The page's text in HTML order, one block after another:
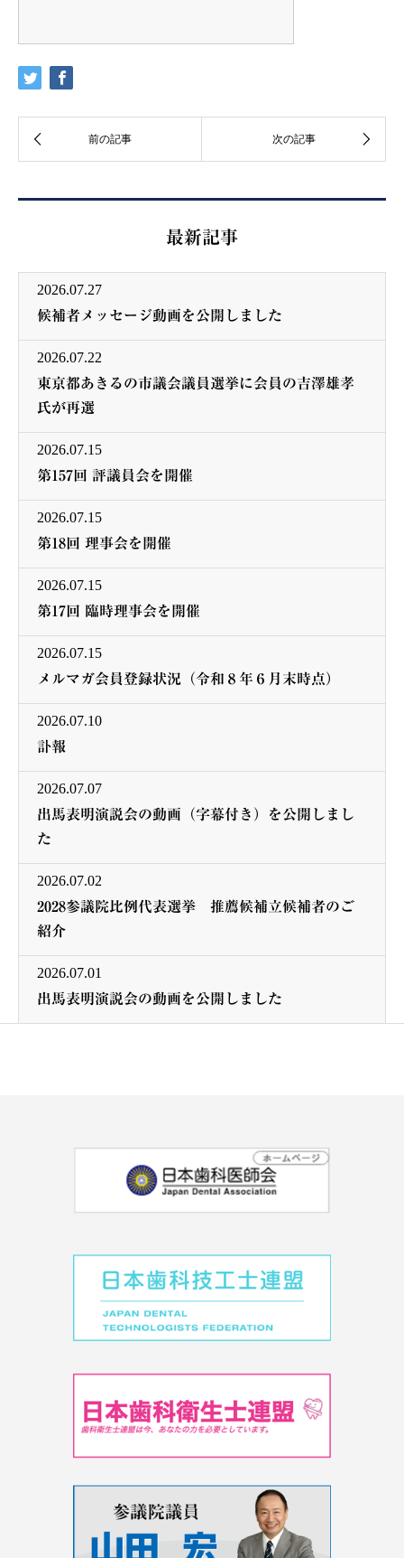
最新記事
2026.07.27
候補者メッセージ動画を公開しました
2026.07.22
東京都あきるの市議会議員選挙に会員の吉澤雄孝
氏が再選
2026.07.15
第157回 評議員会を開催
2026.07.15
第18回 理事会を開催
2026.07.15
第17回 臨時理事会を開催
2026.07.15
メルマガ会員登録状況（令和８年６月末時点）
2026.07.10
訃報
2026.07.07
出馬表明演説会の動画（字幕付き）を公開しまし
た
2026.07.02
2028参議院比例代表選挙 推薦候補立候補者のご
紹介
2026.07.01
出馬表明演説会の動画を公開しました